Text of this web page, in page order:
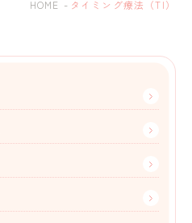
HOME - タイミング療法（TI）